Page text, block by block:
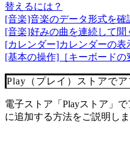
替えるには？
[音楽]音楽のデータ形式を確
[音楽]好みの曲を連続して聞
[カレンダー]カレンダーの表
[基本の操作]［キーボードの
Play（プレイ）ストアで
電子ストア「Playストア」
に追加する方法をご説明しま